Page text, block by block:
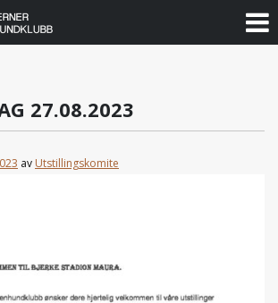
27.08.2023
av Utstillingskomite